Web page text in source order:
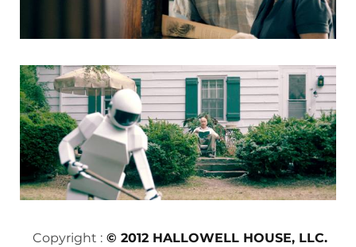
Copyright : © 2012 HALLOWELL HOUSE, LLC.